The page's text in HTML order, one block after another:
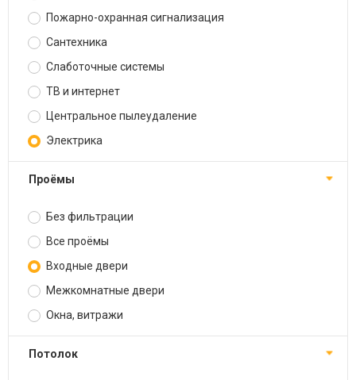
Пожарно-охранная сигнализация
Сантехника
Слаботочные системы
ТВ и интернет
Центральное пылеудаление
Электрика
Проёмы
Без фильтрации
Все проёмы
Входные двери
Межкомнатные двери
Окна, витражи
Потолок